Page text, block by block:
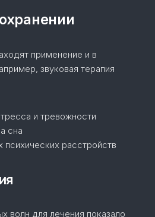
применение и в
звуковая терапия
и тревожности
сна
психических расстройств
волн для лечения показало